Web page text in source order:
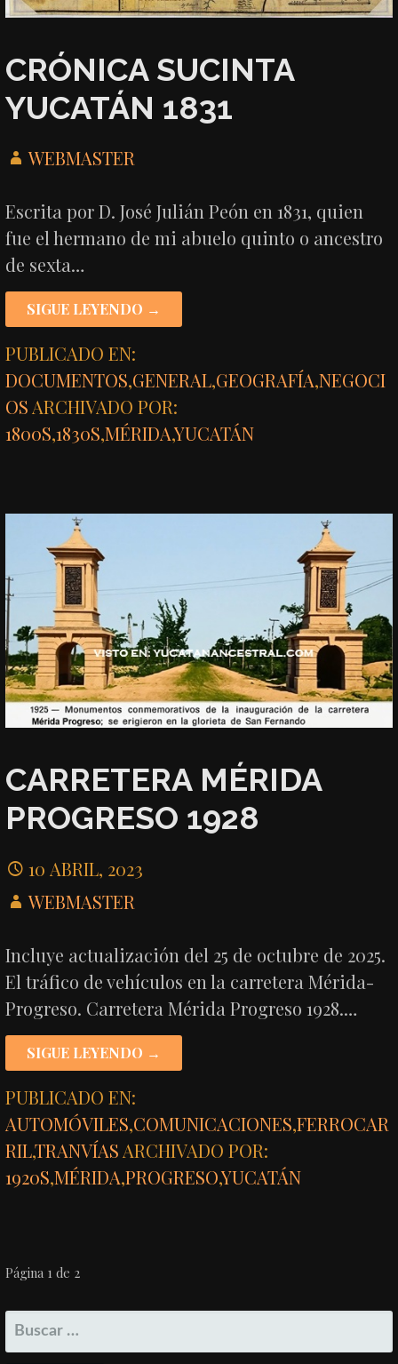
CRÓNICA SUCINTA
YUCATÁN 1831
WEBMASTER
Escrita por D. José Julián Peón en 1831, quien
fue el hermano de mi abuelo quinto o ancestro
de sexta…
SIGUE LEYENDO →
PUBLICADO EN:
DOCUMENTOS,GENERAL,GEOGRAFÍA,NEGOCI
OS ARCHIVADO POR:
1800S,1830S,MÉRIDA,YUCATÁN
CARRETERA MÉRIDA
PROGRESO 1928
10 ABRIL, 2023
WEBMASTER
Incluye actualización del 25 de octubre de 2025.
El tráfico de vehículos en la carretera Mérida-
Progreso. Carretera Mérida Progreso 1928.…
SIGUE LEYENDO →
PUBLICADO EN:
AUTOMÓVILES,COMUNICACIONES,FERROCAR
RIL,TRANVÍAS ARCHIVADO POR:
1920S,MÉRIDA,PROGRESO,YUCATÁN
NAVEGACIÓN
POR
ENTRADA
Página 1 de 2
BUSCAR: